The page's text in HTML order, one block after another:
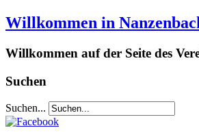
Willkommen in
Willkommen auf der Seite des
Suchen
Suchen...